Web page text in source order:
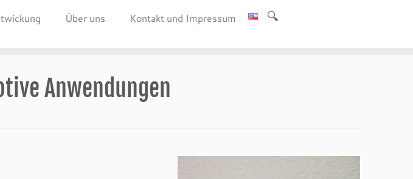
Über uns Kontakt und Impressum
Anwendungen